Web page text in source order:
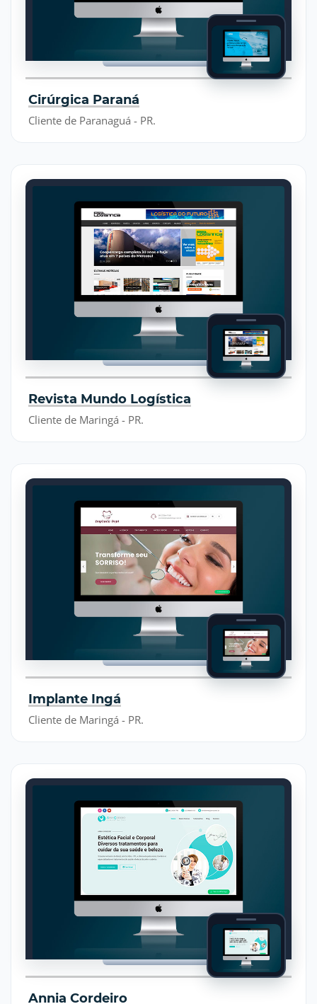
Cirúrgica Paraná
Cliente de Paranaguá - PR.
Revista Mundo Logística
Cliente de Maringá - PR.
Implante Ingá
Cliente de Maringá - PR.
Annia Cordeiro